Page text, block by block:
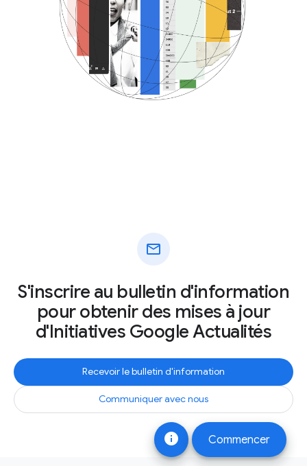
info Commencer
mail
S'inscrire au bulletin d'information
pour obtenir des mises à jour
d'Initiatives Google Actualités
Recevoir le bulletin d'information
Communiquer avec nous